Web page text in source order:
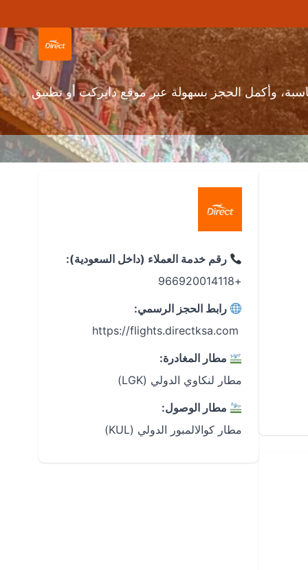
وأكمل الحجز بسهولة عبر موقع دايركت أو تطبيق
رقم خدمة العملاء (داخل السعودية):
+966920014118
رابط الحجز الرسمي:
مطار المغادرة:
مطار لنكاوي الدولي (LGK)
مطار الوصول:
مطار كوالالمبور الدولي (KUL)